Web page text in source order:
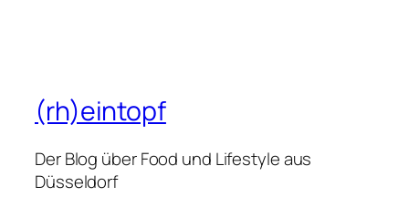
(rh)eintopf
Der Blog über Food und Lifestyle aus
Düsseldorf